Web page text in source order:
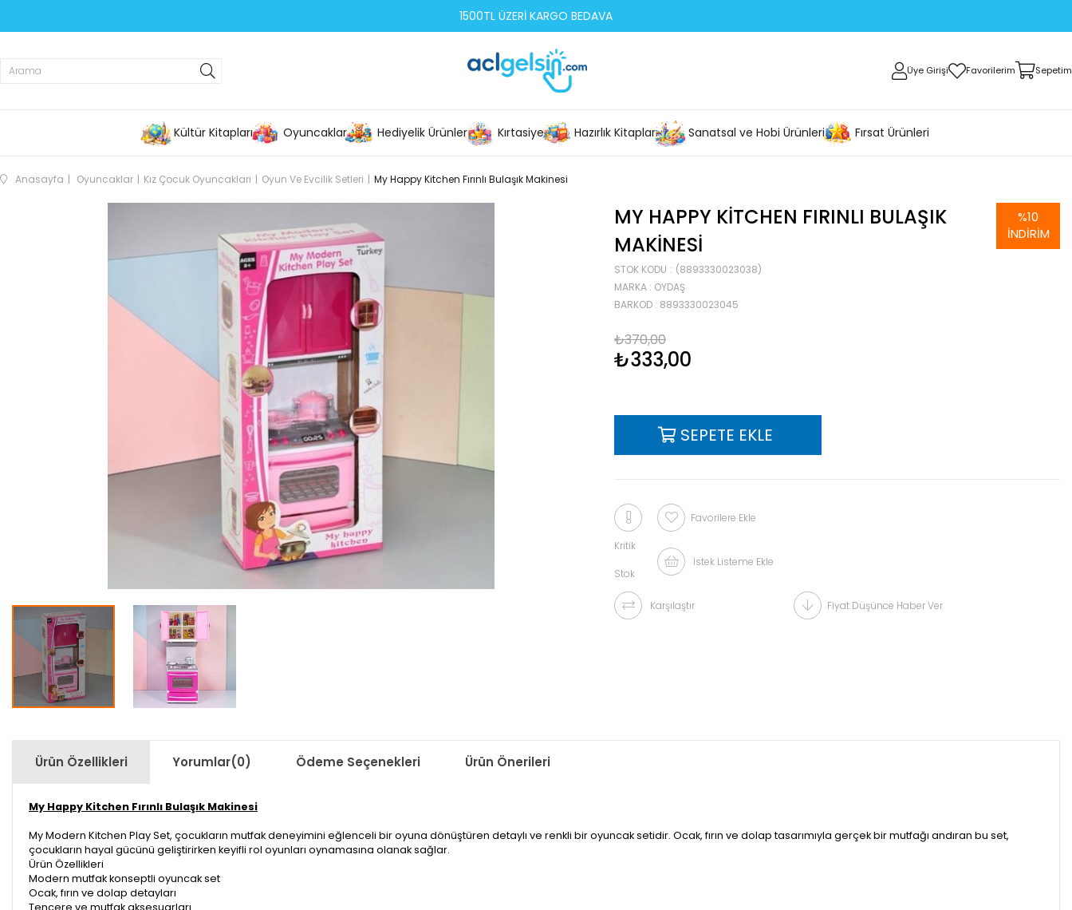
1500TL ÜZERİ KARGO BEDAVA
Üye Girişi Favorilerim Sepetim
Kültür Kitapları Oyuncaklar Hediyelik Ürünler Kırtasiye Hazırlık Kitapları Sanatsal ve Hobi Ürünleri Fırsat Ürünleri
Anasayfa Oyuncaklar Kız Çocuk Oyuncakları Oyun Ve Evcilik Setleri My Happy Kitchen Fırınlı Bulaşık Makinesi
MY HAPPY KITCHEN FIRINLI BULAŞIK
MAKINESI
STOK KODU
(8893330023038)
MARKA : OYDAŞ
BARKOD : 8893330023045
₺370,00
₺333,00
%10
İNDIRIM
Kritik
Stok
Favorilere Ekle
İstek Listeme Ekle
Karşılaştır Fiyat Düşünce Haber Ver
Ürün Özellikleri Yorumlar(0) Ödeme Seçenekleri Ürün Önerileri
My Happy Kitchen Fırınlı Bulaşık Makinesi
My Modern Kitchen Play Set, çocukların mutfak deneyimini eğlenceli bir oyuna dönüştüren detaylı ve renkli bir oyuncak setidir. Ocak, fırın ve dolap tasarımıyla gerçek bir mutfağı andıran bu set,
çocukların hayal gücünü geliştirirken keyifli rol oyunları oynamasına olanak sağlar.
Ürün Özellikleri
Modern mutfak konseptli oyuncak set
Ocak, fırın ve dolap detayları